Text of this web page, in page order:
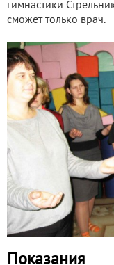
гимнастики
сможет только врач.
Показания